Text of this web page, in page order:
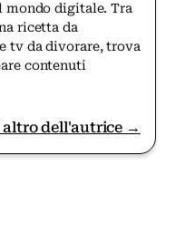
mondo digitale. Tra
ricetta da
tv da divorare, trova
contenuti
altro dell'autrice →